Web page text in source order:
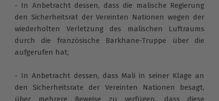
- In Anbetracht dessen, dass die malische Regierung
den Sicherheitsrat der Vereinten Nationen wegen der
wiederholten Verletzung des malischen Luftraums
durch die französische Barkhane-Truppe über die
aufgerufen hat;
- In Anbetracht dessen, dass Mali in seiner Klage an
den Sicherheitsrate der Vereinten Nationen besagt,
über mehrere Beweise zu verfügen, dass diese